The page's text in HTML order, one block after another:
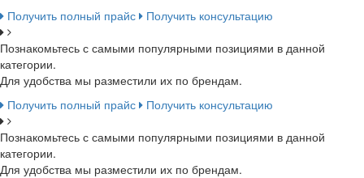
Получить полный прайс
Получить консультацию
Познакомьтесь с самыми популярными позициями в данной
категории.
Для удобства мы разместили их по брендам.
Получить полный прайс
Получить консультацию
Познакомьтесь с самыми популярными позициями в данной
категории.
Для удобства мы разместили их по брендам.